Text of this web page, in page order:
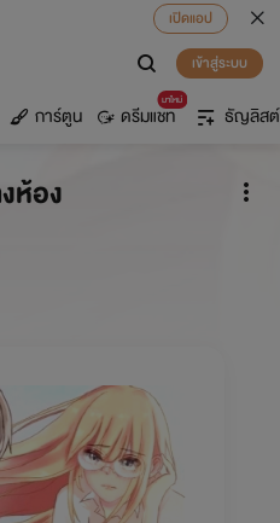
เปิดแอป
เข้าสู่ระบบ
การ์ตูน
มาใหม่
ดรีมแชท ธัญลิสต์
ห้อง